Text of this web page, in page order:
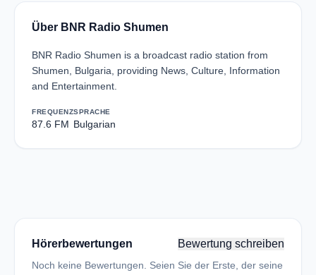
Über BNR Radio Shumen
BNR Radio Shumen is a broadcast radio station from
Shumen, Bulgaria, providing News, Culture, Information
and Entertainment.
FREQUENZ
87.6 FM
SPRACHE
Bulgarian
Hörerbewertungen Bewertung schreiben
Noch keine Bewertungen. Seien Sie der Erste, der seine